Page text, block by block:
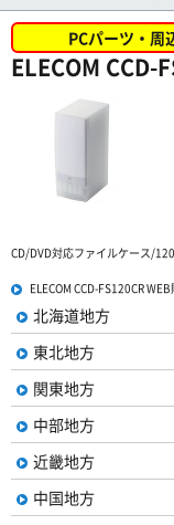
PCパーツ・周
ELECOM CCD-
CD/DVD対応ファイルケース/
ELECOM CCD-FS120CR
北海道地方
東北地方
関東地方
中部地方
近畿地方
中国地方